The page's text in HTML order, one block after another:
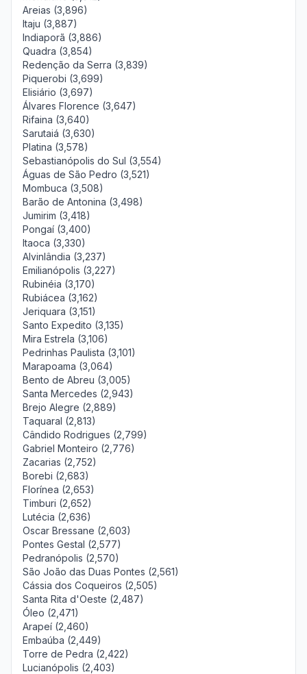
Areias (3,896)
Itaju (3,887)
Indiaporã (3,886)
Quadra (3,854)
Redenção da Serra (3,839)
Piquerobi (3,699)
Elisiário (3,697)
Álvares Florence (3,647)
Rifaina (3,640)
Sarutaiá (3,630)
Platina (3,578)
Sebastianópolis do Sul (3,554)
Águas de São Pedro (3,521)
Mombuca (3,508)
Barão de Antonina (3,498)
Jumirim (3,418)
Pongaí (3,400)
Itaoca (3,330)
Alvinlândia (3,237)
Emilianópolis (3,227)
Rubinéia (3,170)
Rubiácea (3,162)
Jeriquara (3,151)
Santo Expedito (3,135)
Mira Estrela (3,106)
Pedrinhas Paulista (3,101)
Marapoama (3,064)
Bento de Abreu (3,005)
Santa Mercedes (2,943)
Brejo Alegre (2,889)
Taquaral (2,813)
Cândido Rodrigues (2,799)
Gabriel Monteiro (2,776)
Zacarias (2,752)
Borebi (2,683)
Florínea (2,653)
Timburi (2,652)
Lutécia (2,636)
Oscar Bressane (2,603)
Pontes Gestal (2,577)
Pedranópolis (2,570)
São João das Duas Pontes (2,561)
Cássia dos Coqueiros (2,505)
Santa Rita d'Oeste (2,487)
Óleo (2,471)
Arapeí (2,460)
Embaúba (2,449)
Torre de Pedra (2,422)
Lucianópolis (2,403)